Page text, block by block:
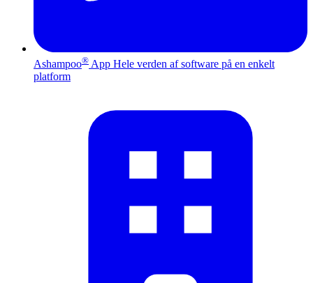
Ashampoo® App Hele verden af software på en enkelt
platform